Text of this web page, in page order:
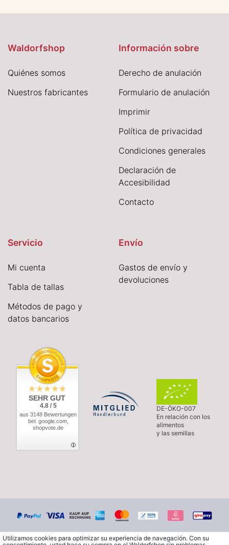
Waldorfshop
Quiénes somos
Nuestros fabricantes
Información sobre
Derecho de anulación
Formulario de anulación
Imprimir
Política de privacidad
Condiciones generales
Declaración de
Accesibilidad
Contacto
Servicio
Mi cuenta
Tabla de tallas
Métodos de pago y
datos bancarios
Envío
Gastos de envío y
devoluciones
SEHR GUT
4.8 / 5
aus 3148 Bewertungen
bei: google.com,
shopvote.de
DE-ÖKO-007
En relación con los
alimentos
y las semillas
Utilizamos cookies para optimizar su experiencia de navegación. Con su